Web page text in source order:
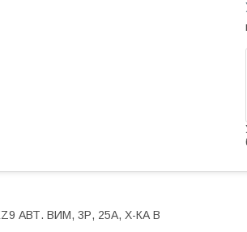
АВТ. ВИМ, 3Р, 25А, Х-КА В